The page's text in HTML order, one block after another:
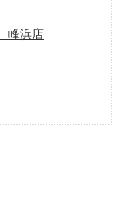
峰浜店